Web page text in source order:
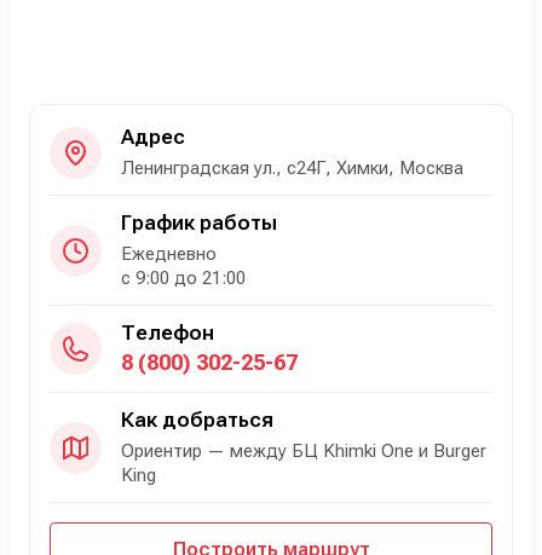
Адрес
Ленинградская ул., с24Г, Химки, Москва
График работы
Ежедневно
с 9:00 до 21:00
Телефон
8 (800) 302-25-67
Как добраться
Ориентир — между БЦ Khimki One и Burger
King
Построить маршрут